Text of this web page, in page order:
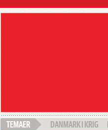
DANMARK I KRIG